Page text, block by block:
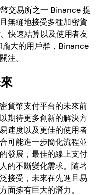
交易所之一 Binance 提
無縫地接受多種加密貨
快速結算以及使用者友
大的用戶群，Binance
注。
貨幣支付平台的未來前
期待更多創新的解決方
速度以及更佳的使用者
可能進一步簡化流程並
發展，最佳的線上支付
的不斷變化需求。隨著
接受，未來在先進且易
面擁有巨大的潛力。